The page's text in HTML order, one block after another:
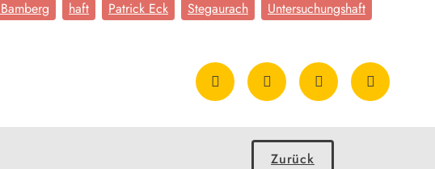
haft Patrick Eck Stegaurach Untersuchungshaft
Zurück